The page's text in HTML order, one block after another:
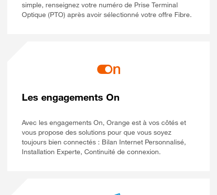
simple, renseignez votre numéro de Prise Terminal
Optique (PTO) après avoir sélectionné votre offre Fibre.
Les engagements On
Avec les engagements On, Orange est à vos côtés et
vous propose des solutions pour que vous soyez
toujours bien connectés : Bilan Internet Personnalisé,
Installation Experte, Continuité de connexion.